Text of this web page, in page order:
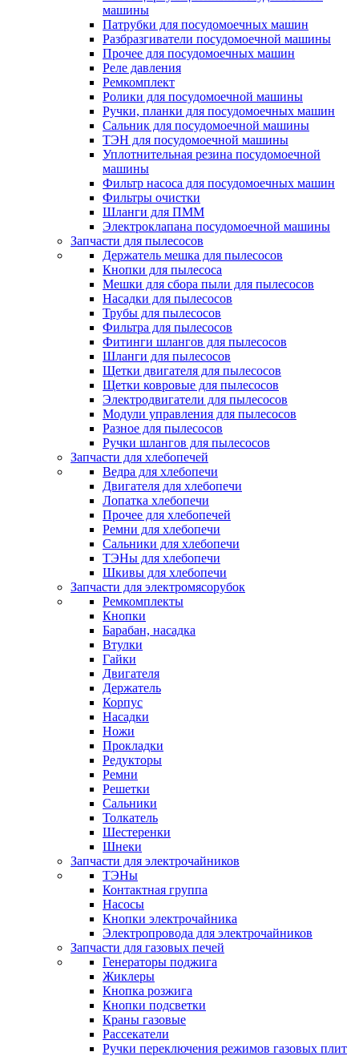
машины
Патрубки для посудомоечных машин
Разбразгиватели посудомоечной машины
Прочее для посудомоечных машин
Реле давления
Ремкомплект
Ролики для посудомоечной машины
Ручки, планки для посудомоечных машин
Сальник для посудомоечной машины
ТЭН для посудомоечной машины
Уплотнительная резина посудомоечной
машины
Фильтр насоса для посудомоечных машин
Фильтры очистки
Шланги для ПММ
Электроклапана посудомоечной машины
Запчасти для пылесосов
Держатель мешка для пылесосов
Кнопки для пылесоса
Мешки для сбора пыли для пылесосов
Насадки для пылесосов
Трубы для пылесосов
Фильтра для пылесосов
Фитинги шлангов для пылесосов
Шланги для пылесосов
Щетки двигателя для пылесосов
Щетки ковровые для пылесосов
Электродвигатели для пылесосов
Модули управления для пылесосов
Разное для пылесосов
Ручки шлангов для пылесосов
Запчасти для хлебопечей
Ведра для хлебопечи
Двигателя для хлебопечи
Лопатка хлебопечи
Прочее для хлебопечей
Ремни для хлебопечи
Сальники для хлебопечи
ТЭНы для хлебопечи
Шкивы для хлебопечи
Запчасти для электромясорубок
Ремкомплекты
Кнопки
Барабан, насадка
Втулки
Гайки
Двигателя
Держатель
Корпус
Насадки
Ножи
Прокладки
Редукторы
Ремни
Решетки
Сальники
Толкатель
Шестеренки
Шнеки
Запчасти для электрочайников
ТЭНы
Контактная группа
Насосы
Кнопки электрочайника
Электропровода для электрочайников
Запчасти для газовых печей
Генераторы поджига
Жиклеры
Кнопка розжига
Кнопки подсветки
Краны газовые
Рассекатели
Ручки переключения режимов газовых плит